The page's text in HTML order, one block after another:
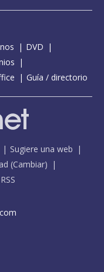
DVD
Guía / directorio
Sugiere una web
(Cambiar)
RSS